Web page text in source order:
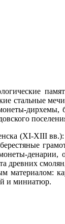
стальные
(XI-XIII
денарии,
древних
материалом:
и миниатюр.